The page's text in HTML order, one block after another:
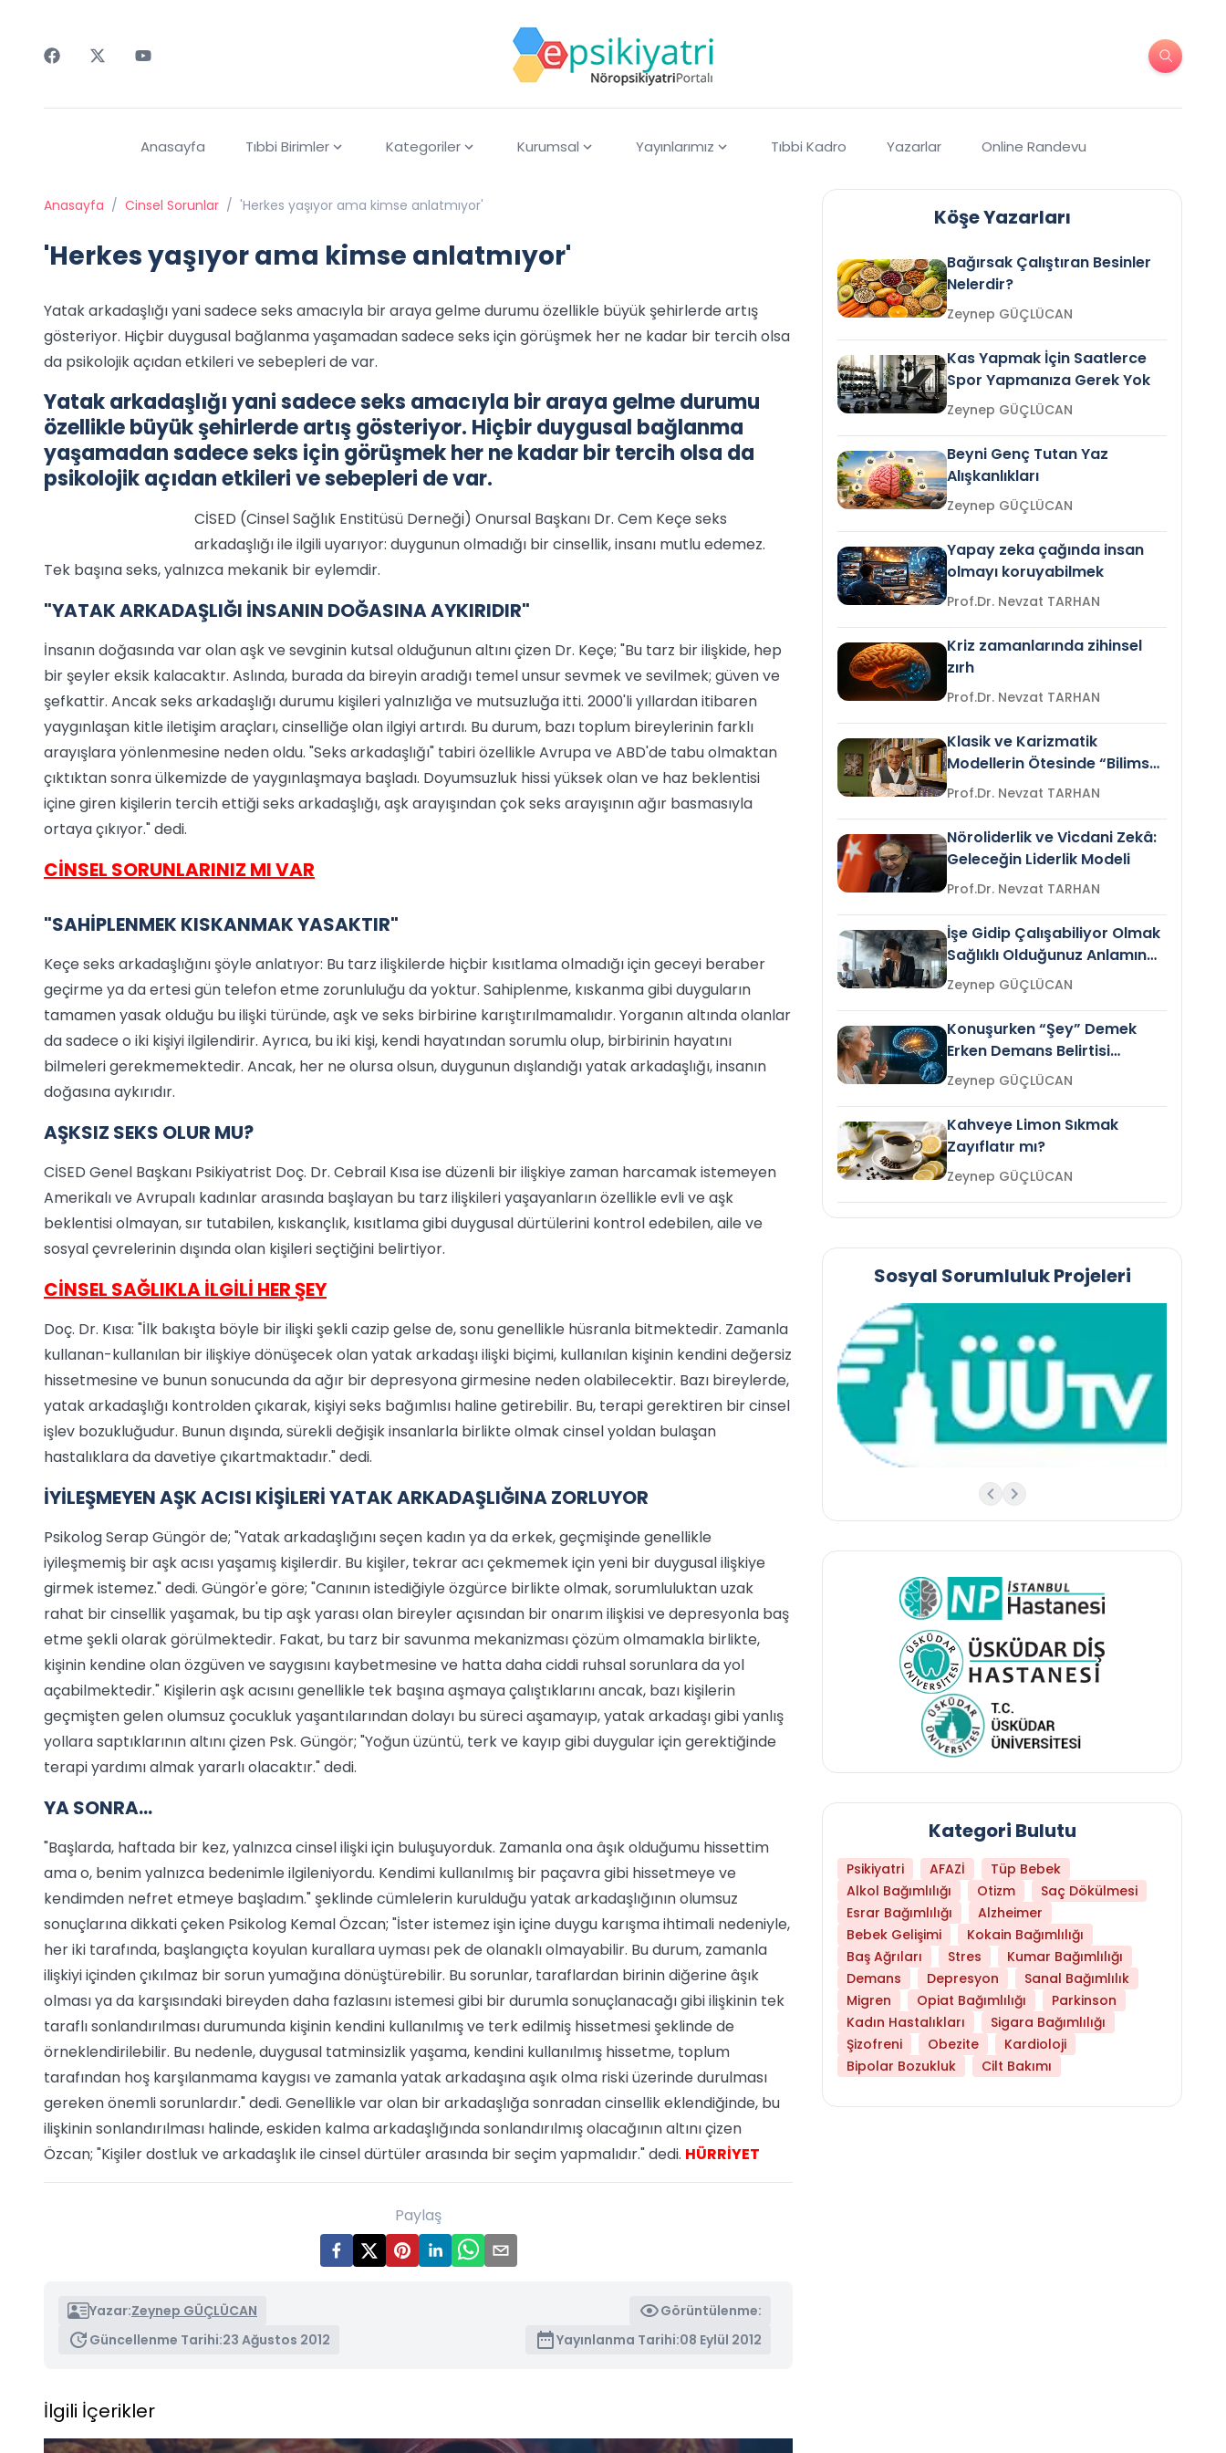
Anasayfa Tıbbi Birimler Kategoriler Kurumsal Yayınlarımız Tıbbi Kadro Yazarlar Online Randevu
Anasayfa / Cinsel Sorunlar / 'Herkes yaşıyor ama kimse anlatmıyor'
'Herkes yaşıyor ama kimse anlatmıyor'
Yatak arkadaşlığı yani sadece seks amacıyla bir araya gelme durumu özellikle büyük şehirlerde artış
gösteriyor. Hiçbir duygusal bağlanma yaşamadan sadece seks için görüşmek her ne kadar bir tercih olsa
da psikolojik açıdan etkileri ve sebepleri de var.
Yatak arkadaşlığı yani sadece seks amacıyla bir araya gelme durumu
özellikle büyük şehirlerde artış gösteriyor. Hiçbir duygusal bağlanma
yaşamadan sadece seks için görüşmek her ne kadar bir tercih olsa da
psikolojik açıdan etkileri ve sebepleri de var.
CİSED (Cinsel Sağlık Enstitüsü Derneği) Onursal Başkanı Dr. Cem Keçe seks
arkadaşlığı ile ilgili uyarıyor: duygunun olmadığı bir cinsellik, insanı mutlu edemez.
Tek başına seks, yalnızca mekanik bir eylemdir.
"YATAK ARKADAŞLIĞI İNSANIN DOĞASINA AYKIRIDIR"
İnsanın doğasında var olan aşk ve sevginin kutsal olduğunun altını çizen Dr. Keçe; "Bu tarz bir ilişkide, hep
bir şeyler eksik kalacaktır. Aslında, burada da bireyin aradığı temel unsur sevmek ve sevilmek; güven ve
şefkattir. Ancak seks arkadaşlığı durumu kişileri yalnızlığa ve mutsuzluğa itti. 2000'li yıllardan itibaren
yaygınlaşan kitle iletişim araçları, cinselliğe olan ilgiyi artırdı. Bu durum, bazı toplum bireylerinin farklı
arayışlara yönlenmesine neden oldu. "Seks arkadaşlığı" tabiri özellikle Avrupa ve ABD'de tabu olmaktan
çıktıktan sonra ülkemizde de yaygınlaşmaya başladı. Doyumsuzluk hissi yüksek olan ve haz beklentisi
içine giren kişilerin tercih ettiği seks arkadaşlığı, aşk arayışından çok seks arayışının ağır basmasıyla
ortaya çıkıyor." dedi.
CİNSEL SORUNLARINIZ MI VAR
"SAHİPLENMEK KISKANMAK YASAKTIR"
Keçe seks arkadaşlığını şöyle anlatıyor: Bu tarz ilişkilerde hiçbir kısıtlama olmadığı için geceyi beraber
geçirme ya da ertesi gün telefon etme zorunluluğu da yoktur. Sahiplenme, kıskanma gibi duyguların
tamamen yasak olduğu bu ilişki türünde, aşk ve seks birbirine karıştırılmamalıdır. Yorganın altında olanlar
da sadece o iki kişiyi ilgilendirir. Ayrıca, bu iki kişi, kendi hayatından sorumlu olup, birbirinin hayatını
bilmeleri gerekmemektedir. Ancak, her ne olursa olsun, duygunun dışlandığı yatak arkadaşlığı, insanın
doğasına aykırıdır.
AŞKSIZ SEKS OLUR MU?
CİSED Genel Başkanı Psikiyatrist Doç. Dr. Cebrail Kısa ise düzenli bir ilişkiye zaman harcamak istemeyen
Amerikalı ve Avrupalı kadınlar arasında başlayan bu tarz ilişkileri yaşayanların özellikle evli ve aşk
beklentisi olmayan, sır tutabilen, kıskançlık, kısıtlama gibi duygusal dürtülerini kontrol edebilen, aile ve
sosyal çevrelerinin dışında olan kişileri seçtiğini belirtiyor.
CİNSEL SAĞLIKLA İLGİLİ HER ŞEY
Doç. Dr. Kısa: "İlk bakışta böyle bir ilişki şekli cazip gelse de, sonu genellikle hüsranla bitmektedir. Zamanla
kullanan-kullanılan bir ilişkiye dönüşecek olan yatak arkadaşı ilişki biçimi, kullanılan kişinin kendini değersiz
hissetmesine ve bunun sonucunda da ağır bir depresyona girmesine neden olabilecektir. Bazı bireylerde,
yatak arkadaşlığı kontrolden çıkarak, kişiyi seks bağımlısı haline getirebilir. Bu, terapi gerektiren bir cinsel
işlev bozukluğudur. Bunun dışında, sürekli değişik insanlarla birlikte olmak cinsel yoldan bulaşan
hastalıklara da davetiye çıkartmaktadır." dedi.
İYİLEŞMEYEN AŞK ACISI KİŞİLERİ YATAK ARKADAŞLIĞINA ZORLUYOR
Psikolog Serap Güngör de; "Yatak arkadaşlığını seçen kadın ya da erkek, geçmişinde genellikle
iyileşmemiş bir aşk acısı yaşamış kişilerdir. Bu kişiler, tekrar acı çekmemek için yeni bir duygusal ilişkiye
girmek istemez." dedi. Güngör'e göre; "Canının istediğiyle özgürce birlikte olmak, sorumluluktan uzak
rahat bir cinsellik yaşamak, bu tip aşk yarası olan bireyler açısından bir onarım ilişkisi ve depresyonla baş
etme şekli olarak görülmektedir. Fakat, bu tarz bir savunma mekanizması çözüm olmamakla birlikte,
kişinin kendine olan özgüven ve saygısını kaybetmesine ve hatta daha ciddi ruhsal sorunlara da yol
açabilmektedir." Kişilerin aşk acısını genellikle tek başına aşmaya çalıştıklarını ancak, bazı kişilerin
geçmişten gelen olumsuz çocukluk yaşantılarından dolayı bu süreci aşamayıp, yatak arkadaşı gibi yanlış
yollara saptıklarının altını çizen Psk. Güngör; "Yoğun üzüntü, terk ve kayıp gibi duygular için gerektiğinde
terapi yardımı almak yararlı olacaktır." dedi.
YA SONRA…
"Başlarda, haftada bir kez, yalnızca cinsel ilişki için buluşuyorduk. Zamanla ona âşık olduğumu hissettim
ama o, benim yalnızca bedenimle ilgileniyordu. Kendimi kullanılmış bir paçavra gibi hissetmeye ve
kendimden nefret etmeye başladım." şeklinde cümlelerin kurulduğu yatak arkadaşlığının olumsuz
sonuçlarına dikkati çeken Psikolog Kemal Özcan; "İster istemez işin içine duygu karışma ihtimali nedeniyle,
her iki tarafında, başlangıçta koyulan kurallara uyması pek de olanaklı olmayabilir. Bu durum, zamanla
ilişkiyi içinden çıkılmaz bir sorun yumağına dönüştürebilir. Bu sorunlar, taraflardan birinin diğerine âşık
olması ya da karşısındaki bireyden daha fazlasını istemesi gibi bir durumla sonuçlanacağı gibi ilişkinin tek
taraflı sonlandırılması durumunda kişinin kendini kullanılmış ve terk edilmiş hissetmesi şeklinde de
örneklendirilebilir. Bu nedenle, duygusal tatminsizlik yaşama, kendini kullanılmış hissetme, toplum
tarafından hoş karşılanmama kaygısı ve zamanla yatak arkadaşına aşık olma riski üzerinde durulması
gereken önemli sorunlardır." dedi. Genellikle var olan bir arkadaşlığa sonradan cinsellik eklendiğinde, bu
ilişkinin sonlandırılması halinde, eskiden kalma arkadaşlığında sonlandırılmış olacağının altını çizen
Özcan; "Kişiler dostluk ve arkadaşlık ile cinsel dürtüler arasında bir seçim yapmalıdır." dedi. HÜRRİYET
Paylaş
Yazar:Zeynep GÜÇLÜCAN
Görüntülenme:
Güncellenme Tarihi:23 Ağustos 2012 Yayınlanma Tarihi:08 Eylül 2012
İlgili İçerikler
Köşe Yazarları
Bağırsak Çalıştıran Besinler
Nelerdir?
Zeynep GÜÇLÜCAN
Kas Yapmak İçin Saatlerce
Spor Yapmanıza Gerek Yok
Zeynep GÜÇLÜCAN
Beyni Genç Tutan Yaz
Alışkanlıkları
Zeynep GÜÇLÜCAN
Yapay zeka çağında insan
olmayı koruyabilmek
Prof.Dr. Nevzat TARHAN
Kriz zamanlarında zihinsel
zırh
Prof.Dr. Nevzat TARHAN
Klasik ve Karizmatik
Modellerin Ötesinde “Bilimsel
Liderlik”
Prof.Dr. Nevzat TARHAN
Nöroliderlik ve Vicdani Zekâ:
Geleceğin Liderlik Modeli
Prof.Dr. Nevzat TARHAN
İşe Gidip Çalışabiliyor Olmak
Sağlıklı Olduğunuz Anlamına
Gelir mi?Zeynep GÜÇLÜCAN
Konuşurken “Şey” Demek
Erken Demans Belirtisi
Olabilir mi?Zeynep GÜÇLÜCAN
Kahveye Limon Sıkmak
Zayıflatır mı?
Zeynep GÜÇLÜCAN
Sosyal Sorumluluk Projeleri
Kategori Bulutu
Psikiyatri AFAZİ
Tüp Bebek
Alkol Bağımlılığı
Otizm
Saç Dökülmesi
Esrar Bağımlılığı
Alzheimer
Bebek Gelişimi
Kokain Bağımlılığı
Baş Ağrıları
Stres
Kumar Bağımlılığı
Demans
Depresyon
Sanal Bağımlılık
Migren
Opiat Bağımlılığı
Parkinson
Kadın Hastalıkları
Sigara Bağımlılığı
Şizofreni
Obezite
Kardioloji
Bipolar Bozukluk
Cilt Bakımı